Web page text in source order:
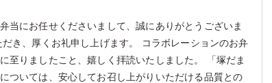
当にお任せくださいまして、誠にありがとうございま
き、厚くお礼申し上げます。 コラボレーションのお弁
至りましたこと、嬉しく拝読いたしました。 「塚だま
ついては、安心してお召し上がりいただける品質との